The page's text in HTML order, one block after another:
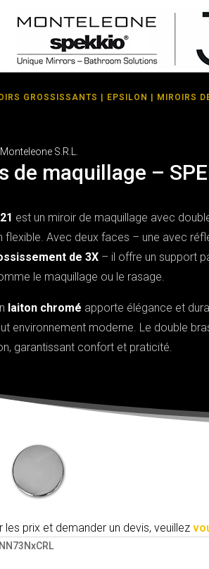
GROSSISSANTS EPSILON
| MIROIRS
S.R.L.
de maquillage –
est un miroir de maquillage avec
flexible. Avec deux faces – une avec
de 3X – il offre un support
le maquillage ou le rasage.
laiton chromé apporte élégance et
environnement moderne. Le double
garantissant confort et praticité.
les prix et demander un devis, veuillez